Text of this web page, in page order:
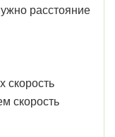
расстояние
скорость
скорость